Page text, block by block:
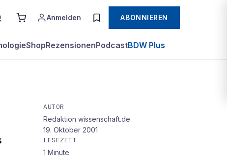
Anmelden ABONNIEREN
ShopRezensionenPodcastBDW Plus
AUTOR
Redaktion wissenschaft.de
19. Oktober 2001
LESEZEIT
1 Minute